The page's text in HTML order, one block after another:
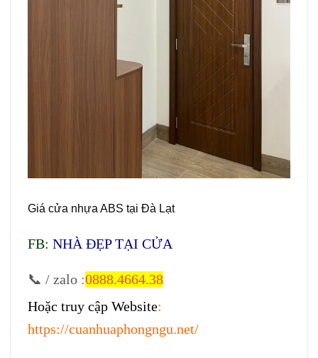
Giá cửa nhựa ABS tại Đà Lạt
FB: NHÀ ĐẸP TẠI CỬA
📞 / zalo :0888.4664.38
Hoặc truy cập Website:
https://cuanhuaphongngu.net/